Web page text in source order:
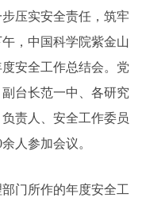
压实安全责任，筑牢
，中国科学院紫金山
安全工作总结会。党
台长范一中、各研究
责人、安全工作委员
人参加会议。
门所作的年度安全工